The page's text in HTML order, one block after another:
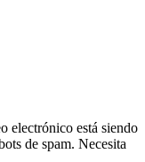
electrónico está siendo
de spam. Necesita